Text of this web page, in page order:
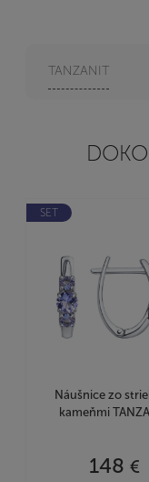
TANZANIT
SET
Náušnice zo
kameňmi
148 €